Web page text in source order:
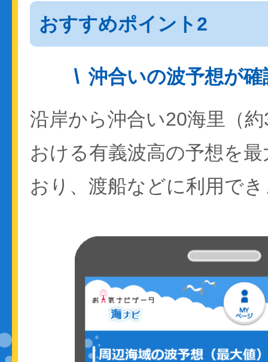
おすすめポイント2
沖合いの波予想が
沿岸から沖合い20海里（
おける有義波高の予想を
おり、渡船などに利用で